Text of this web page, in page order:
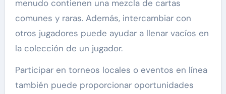
menudo contienen una mezcla de cartas
comunes y raras. Además, intercambiar con
otros jugadores puede ayudar a llenar vacíos en
la colección de un jugador.
Participar en torneos locales o eventos en línea
también puede proporcionar oportunidades